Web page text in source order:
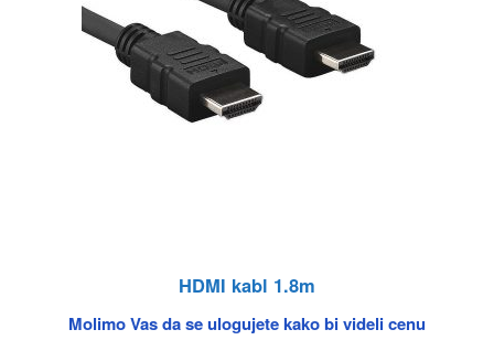
HDMI kabl 1.8m
Molimo Vas da se ulogujete kako bi videli cenu